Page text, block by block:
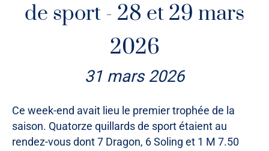
Thierry Denigot et Angel Acosta Diazen OSIRIS B
à bord de Ster Wenn 5
manque de peu le podium en OSIRIS C
Nous aurons le plaisir de les voir disputer les prochains
retrouver au départ de la 6e édition de la Yacht Cup le 22
mai.
de sport - 28 et 29 mars
2026
31 mars 2026
Ce week-end avait lieu le premier trophée de la
saison. Quatorze quillards de sport étaient au
rendez-vous dont 7 Dragon, 6 Soling et 1 M 7.50